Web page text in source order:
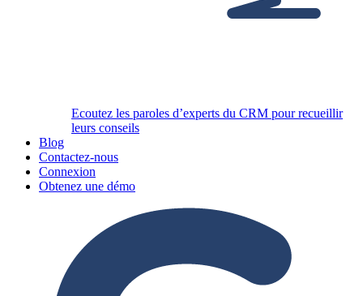
Ecoutez les paroles d’experts du CRM pour recueillir
leurs conseils
Blog
Contactez-nous
Connexion
Obtenez une démo